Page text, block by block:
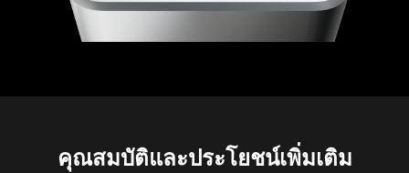
คุณสมบัติและประโยชน์เพิ่มเติม